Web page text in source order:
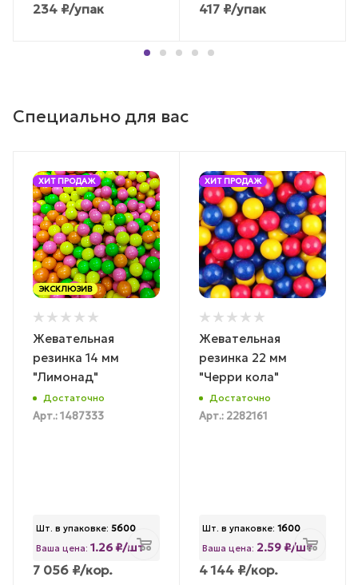
234 ₽/упак 417 ₽/упак
Специально для вас
ХИТ ПРОДАЖ
ЭКСКЛЮЗИВ
Жевательная
резинка 14 мм
"Лимонад"
Достаточно
Арт.: 1487333
Шт. в упаковке: 5600
Ваша цена: 1.26 ₽/шт
7 056 ₽/кор.
ХИТ ПРОДАЖ
Жевательная
резинка 22 мм
"Черри кола"
Достаточно
Арт.: 2282161
Шт. в упаковке: 1600
Ваша цена: 2.59 ₽/шт
4 144 ₽/кор.